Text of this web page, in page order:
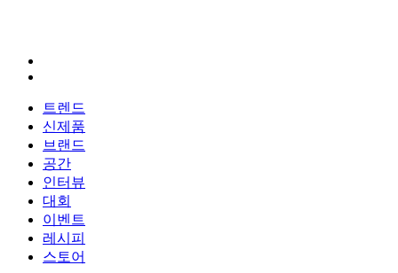
트렌드
신제품
브랜드
공간
인터뷰
대회
이벤트
레시피
스토어